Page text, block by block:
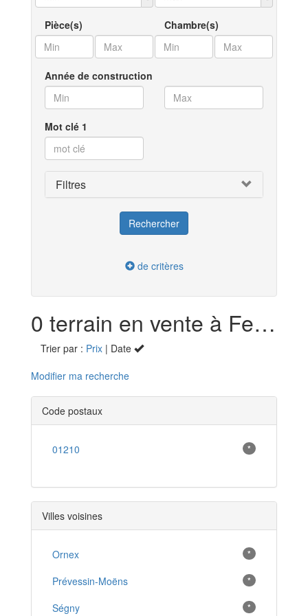
Pièce(s) Chambre(s)
Année de construction
Mot clé 1
Filtres
de critères
0 terrain en vente à Ferney-Voltaire (01)
Trier par : Prix | Date
Modifier ma recherche
Code postaux
01210 *
Villes voisines
Ornex *
Prévessin-Moëns *
Ségny *